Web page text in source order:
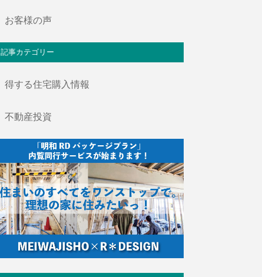
お客様の声
記事カテゴリー
得する住宅購入情報
不動産投資